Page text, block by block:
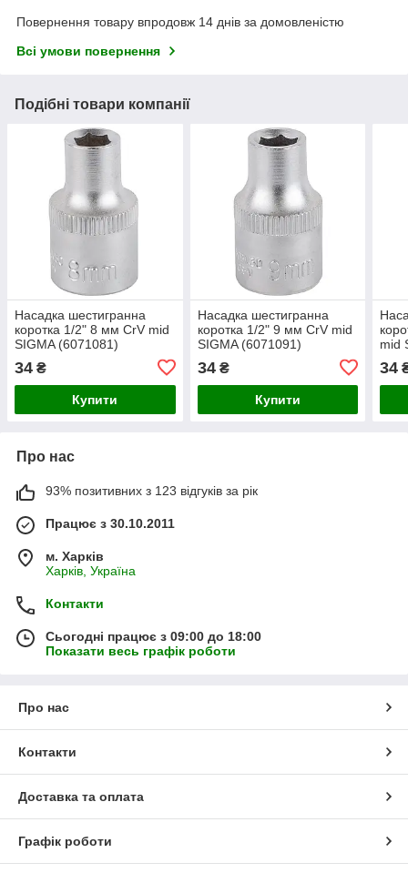
Повернення товару впродовж 14 днів за домовленістю
Всі умови повернення
Подібні товари компанії
Насадка шестигранна
коротка 1/2" 8 мм CrV mid
SIGMA (6071081)
34 ₴
Купити
Насадка шестигранна
коротка 1/2" 9 мм CrV mid
SIGMA (6071091)
34₴
Купити
mid
34
Про нас
93% позитивних з 123 відгуків за рік
Працює з 30.10.2011
м. Харків
Харків, Україна
Контакти
Сьогодні працює з 09:00 до 18:00
Показати весь графік роботи
Про нас
Контакти
Доставка та оплата
Графік роботи